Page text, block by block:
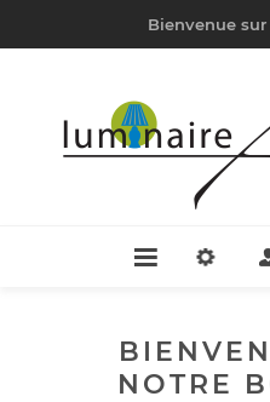
Bienvenue
NOTRE